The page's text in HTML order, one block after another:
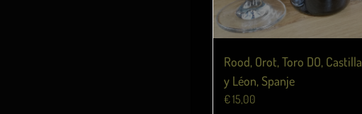
Rood, Orot, Toro DO, Castilla
y Léon, Spanje
€15,00